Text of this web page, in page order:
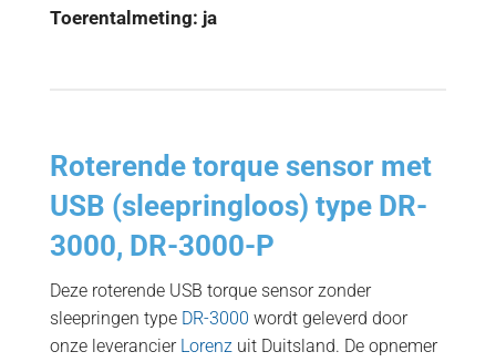
Toerentalmeting: ja
Roterende torque sensor met
USB (sleepringloos) type DR-
3000, DR-3000-P
Deze roterende USB torque sensor zonder
sleepringen typeDR-3000 wordt geleverd door
onze leverancierLorenzuit Duitsland. De opnemer